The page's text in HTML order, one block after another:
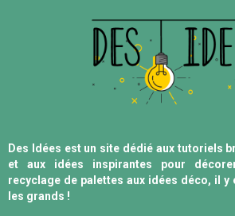
Des Idées est un site dédié aux tutoriels
et aux idées inspirantes pour
recyclage de palettes aux idées déco, il y
les grands !